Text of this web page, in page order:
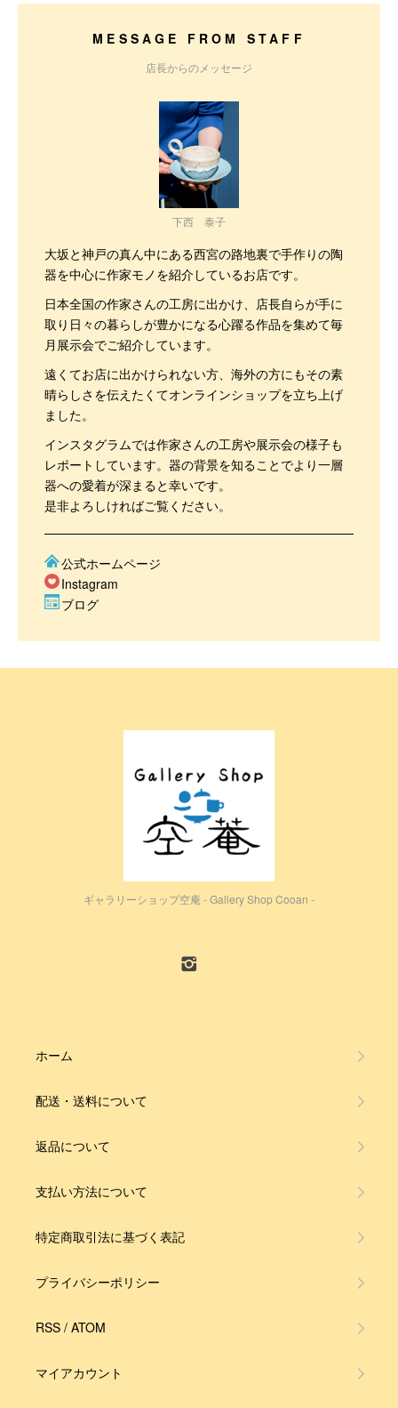
MESSAGE FROM STAFF
店長からのメッセージ
下西 泰子
大坂と神戸の真ん中にある西宮の路地裏で手作りの陶
器を中心に作家モノを紹介しているお店です。
日本全国の作家さんの工房に出かけ、店長自らが手に
取り日々の暮らしが豊かになる心躍る作品を集めて毎
月展示会でご紹介しています。
遠くてお店に出かけられない方、海外の方にもその素
晴らしさを伝えたくてオンラインショップを立ち上げ
ました。
インスタグラムでは作家さんの工房や展示会の様子も
レポートしています。器の背景を知ることでより一層
器への愛着が深まると幸いです。
是非よろしければご覧ください。
公式ホームページ
Instagram
ブログ
ギャラリーショップ空庵 - Gallery Shop Cooan -
ホーム
配送・送料について
返品について
支払い方法について
特定商取引法に基づく表記
プライバシーポリシー
RSS / ATOM
マイアカウント